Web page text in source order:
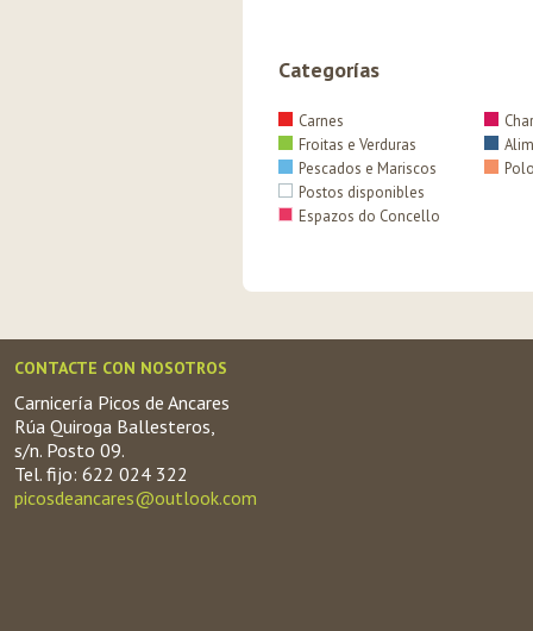
Categorías
Carnes
Froitas e Verduras
Pescados e Mariscos
Postos disponibles
Espazos do Concello
CONTACTE CON NOSOTROS
Carnicería Picos de Ancares
Rúa Quiroga Ballesteros,
s/n. Posto 09.
Tel. fijo: 622 024 322
picosdeancares@outlook.com